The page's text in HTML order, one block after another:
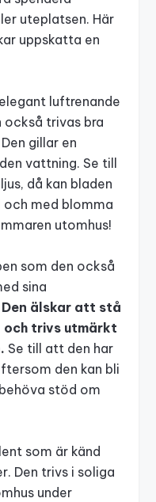
uteplatsen. Här
uppskatta en
luftrenande
också trivas bra
gillar en
vattning. Se till
då kan bladen
och med blomma
utomhus!
som den också
sina
Den älskar att stå
och trivs utmärkt
Se till att den har
den kan bli
stöd om
som är känd
Den trivs i soliga
under